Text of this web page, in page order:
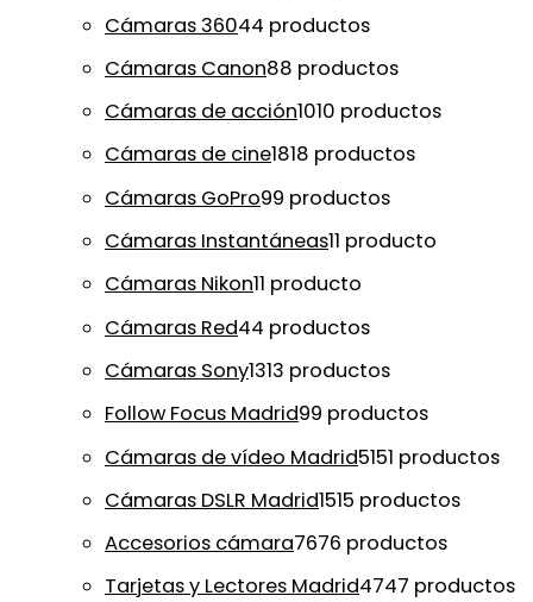
Cámaras 36044 productos
Cámaras Canon88 productos
Cámaras de acción1010 productos
Cámaras de cine1818 productos
Cámaras GoPro99 productos
Cámaras Instantáneas11 producto
Cámaras Nikon11 producto
Cámaras Red44 productos
Cámaras Sony1313 productos
Follow Focus Madrid99 productos
Cámaras de vídeo Madrid5151 productos
Cámaras DSLR Madrid1515 productos
Accesorios cámara7676 productos
Tarjetas y Lectores Madrid4747 productos